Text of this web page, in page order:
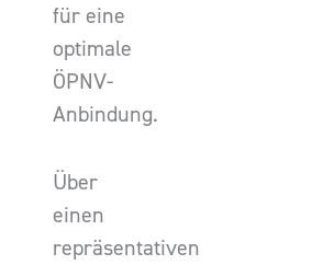
für eine
optimale
ÖPNV-
Anbindung.
Über
einen
repräsentativen